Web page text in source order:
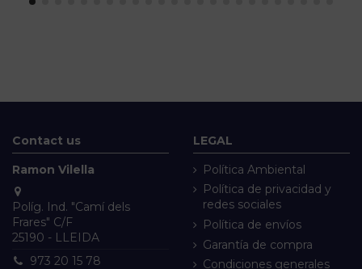
Contact us
Ramon Vilella
Políg. Ind. "Camí dels
Frares" C/F
25190 - LLEIDA
973 20 15 78
LEGAL
Política Ambiental
Política de privacidad y
redes sociales
Política de envíos
Garantía de compra
Condiciones generales